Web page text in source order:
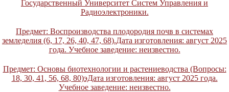
Государственный Университет Систем Управления и
Радиоэлектроники.
Предмет: Воспроизводства плодородия почв в системах
земледелия (6, 17, 26, 40, 47, 68).Дата изготовления: август 2025
года. Учебное заведение: неизвестно.
Предмет: Основы биотехнологии и растениеводства (Вопросы:
18, 30, 41, 56, 68, 80)эДата изготовления: август 2025 года.
Учебное заведение: неизвестно.